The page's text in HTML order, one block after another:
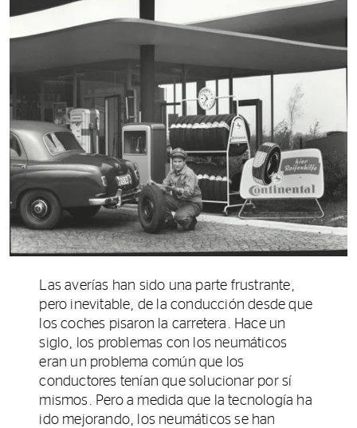
Las averías han sido una parte frustrante,
pero inevitable, de la conducción desde que
los coches pisaron la carretera. Hace un
siglo, los problemas con los neumáticos
eran un problema común que los
conductores tenían que solucionar por sí
mismos. Pero a medida que la tecnología ha
ido mejorando, los neumáticos se han